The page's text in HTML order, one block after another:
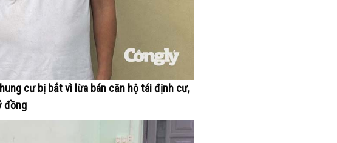
cư bị bắt vì lừa bán căn hộ tái định cư,
đồng